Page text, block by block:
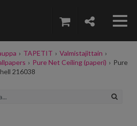
› TAPETIT › Valmistajittain ›
› Pure Net Ceiling (paperi) › Pure
216038